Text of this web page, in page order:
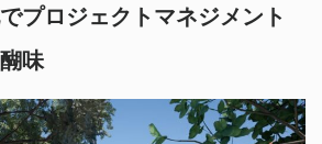
プロジェクトマネジメント
味